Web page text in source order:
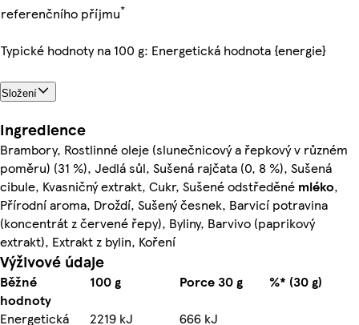
referenčního příjmu*
Typické hodnoty na 100 g: Energetická hodnota {energie}
Složení
Ingredience
Brambory, Rostlinné oleje (slunečnicový a řepkový v různém
poměru) (31 %), Jedlá sůl, Sušená rajčata (0, 8 %), Sušená
cibule, Kvasničný extrakt, Cukr, Sušené odstředěné mléko,
Přírodní aroma, Droždí, Sušený česnek, Barvicí potravina
(koncentrát z červené řepy), Byliny, Barvivo (paprikový
extrakt), Extrakt z bylin, Koření
Výživové údaje
Běžné
hodnoty
100 g Porce 30 g
%* (30 g)
Energetická
2219 kJ
666 kJ